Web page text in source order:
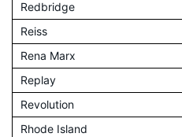
Redbridge
Reiss
Rena Marx
Replay
Revolution
Rhode Island